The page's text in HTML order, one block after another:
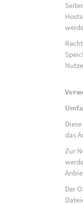
das
Zur
Der